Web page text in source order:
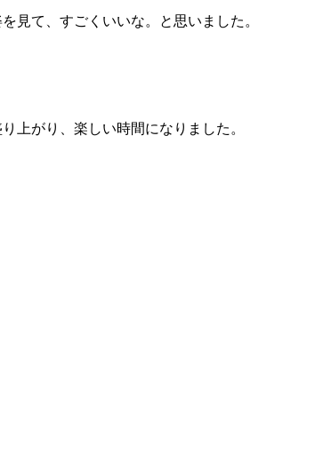
見て、すごくいいな。と思いました。
上がり、楽しい時間になりました。